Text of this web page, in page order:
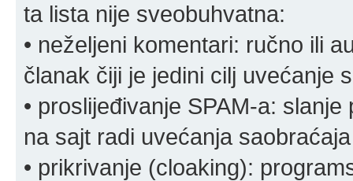
ta lista nije sveobuhvatna:
• neželjeni komentari: ručno ili
članak čiji je jedini cilj uvećanje
• proslijeđivanje SPAM-a:
na sajt radi uvećanja
• prikrivanje (cloaking):